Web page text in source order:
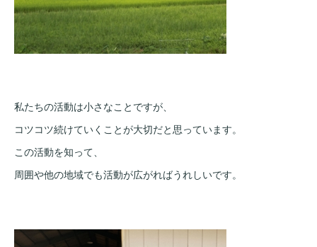
私たちの活動は小さなことですが、
コツコツ続けていくことが大切だと思っています。
この活動を知って、
周囲や他の地域でも活動が広がればうれしいです。